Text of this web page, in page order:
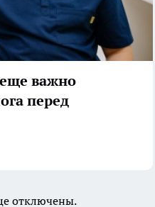
важно
перед
отключены.